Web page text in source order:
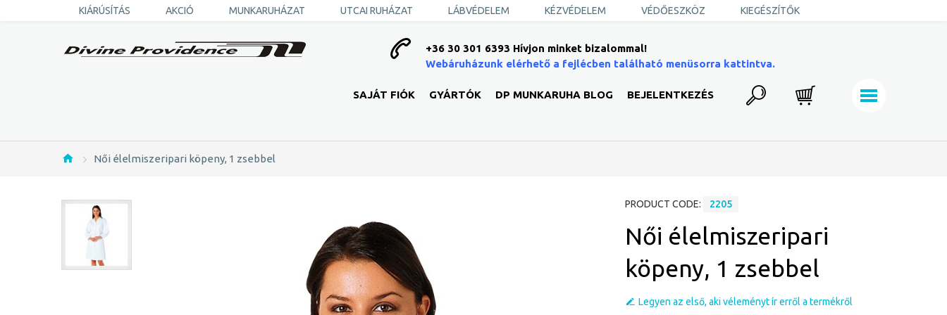
+36 30 301 6393 Hívjon minket bizalommal!
Webáruházunk elérhető a fejlécben található menüsorra kattintva.
SAJÁT FIÓK GYÁRTÓK DP MUNKARUHA BLOG BEJELENTKEZÉS
KIÁRÚSÍTÁS AKCIÓ MUNKARUHÁZAT UTCAI RUHÁZAT LÁBVÉDELEM KÉZVÉDELEM VÉDŐESZKÖZ KIEGÉSZÍTŐK
Női élelmiszeripari köpeny, 1 zsebbel
PRODUCT CODE: 2205
Női élelmiszeripari
köpeny, 1 zsebbel
Legyen az első, aki véleményt ír erről a termékről